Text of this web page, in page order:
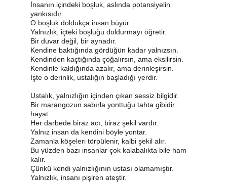
İnsanın içindeki boşluk, aslında potansiyelin
yankısıdır.
O boşluk doldukça insan büyür.
Yalnızlık, içteki boşluğu doldurmayı öğretir.
Bir duvar değil, bir aynadır.
Kendine baktığında gördüğün kadar yalnızsın.
Kendinden kaçtığında çoğalırsın, ama eksilirsin.
Kendinle kaldığında azalır, ama derinleşirsin.
İşte o derinlik, ustalığın başladığı yerdir.
Ustalık, yalnızlığın içinden çıkan sessiz bilgidir.
Bir marangozun sabırla yonttuğu tahta gibidir
hayat.
Her darbede biraz acı, biraz şekil vardır.
Yalnız insan da kendini böyle yontar.
Zamanla köşeleri törpülenir, kalbi şekil alır.
Bu yüzden bazı insanlar çok kalabalıkta bile ham
kalır.
Çünkü kendi yalnızlığının ustası olamamıştır.
Yalnızlık, insanı pişiren ateştir.